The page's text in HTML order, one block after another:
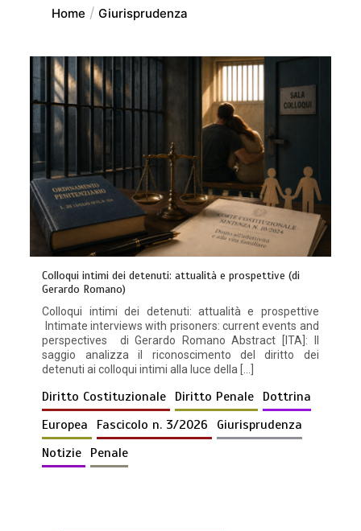
Home Giurisprudenza
Colloqui intimi dei detenuti: attualità e prospettive (di
Gerardo Romano)
Colloqui intimi dei detenuti: attualità e prospettive
Intimate interviews with prisoners: current events and
perspectives di Gerardo Romano Abstract [ITA]: Il
saggio analizza il riconoscimento del diritto dei
detenuti ai colloqui intimi alla luce della […]
Diritto Costituzionale Diritto Penale Dottrina
Europea
Fascicolo n. 3/2026
Giurisprudenza
Notizie Penale